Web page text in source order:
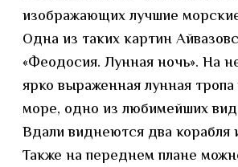
изображающих лучшие
Одна из таких картин
«Феодосия. Лунная ночь». На
ярко выраженная лунная
море, одно из любимейших
Вдали виднеются два корабля
Также на переднем плане